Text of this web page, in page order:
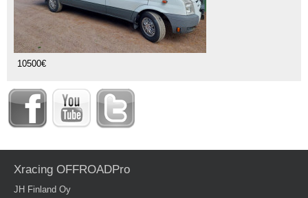
10500€
Xracing OFFROADPro
JH Finland Oy